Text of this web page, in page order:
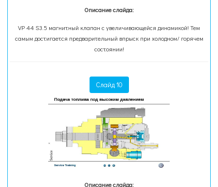
Описание слайда:
VP 44 S3.5 магнитный клапан с увеличивающейся динамикой! Тем
самым достигается предварительный впрыск при холодном/ горячем
состоянии!
Слайд 10
Описание слайда: